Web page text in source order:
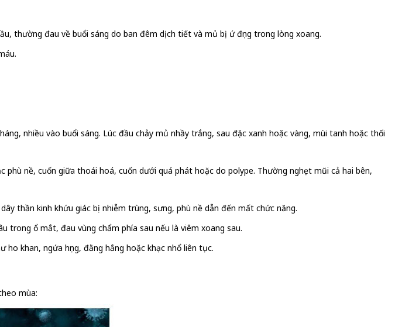
thường đau về buổi sáng do ban đêm dịch tiết và mủ bị ứ đọng trong lòng xoang.
nhiều vào buổi sáng. Lúc đầu chảy mủ nhầy trắng, sau đặc xanh hoặc vàng, mùi tanh hoặc thối
nề, cuốn giữa thoái hoá, cuốn dưới quá phát hoặc do polype. Thường nghẹt mũi cả hai bên,
thần kinh khứu giác bị nhiễm trùng, sưng, phù nề dẫn đến mất chức năng.
trong ổ mắt, đau vùng chẩm phía sau nếu là viêm xoang sau.
khan, ngứa họng, đằng hắng hoặc khạc nhổ liên tục.
mùa: